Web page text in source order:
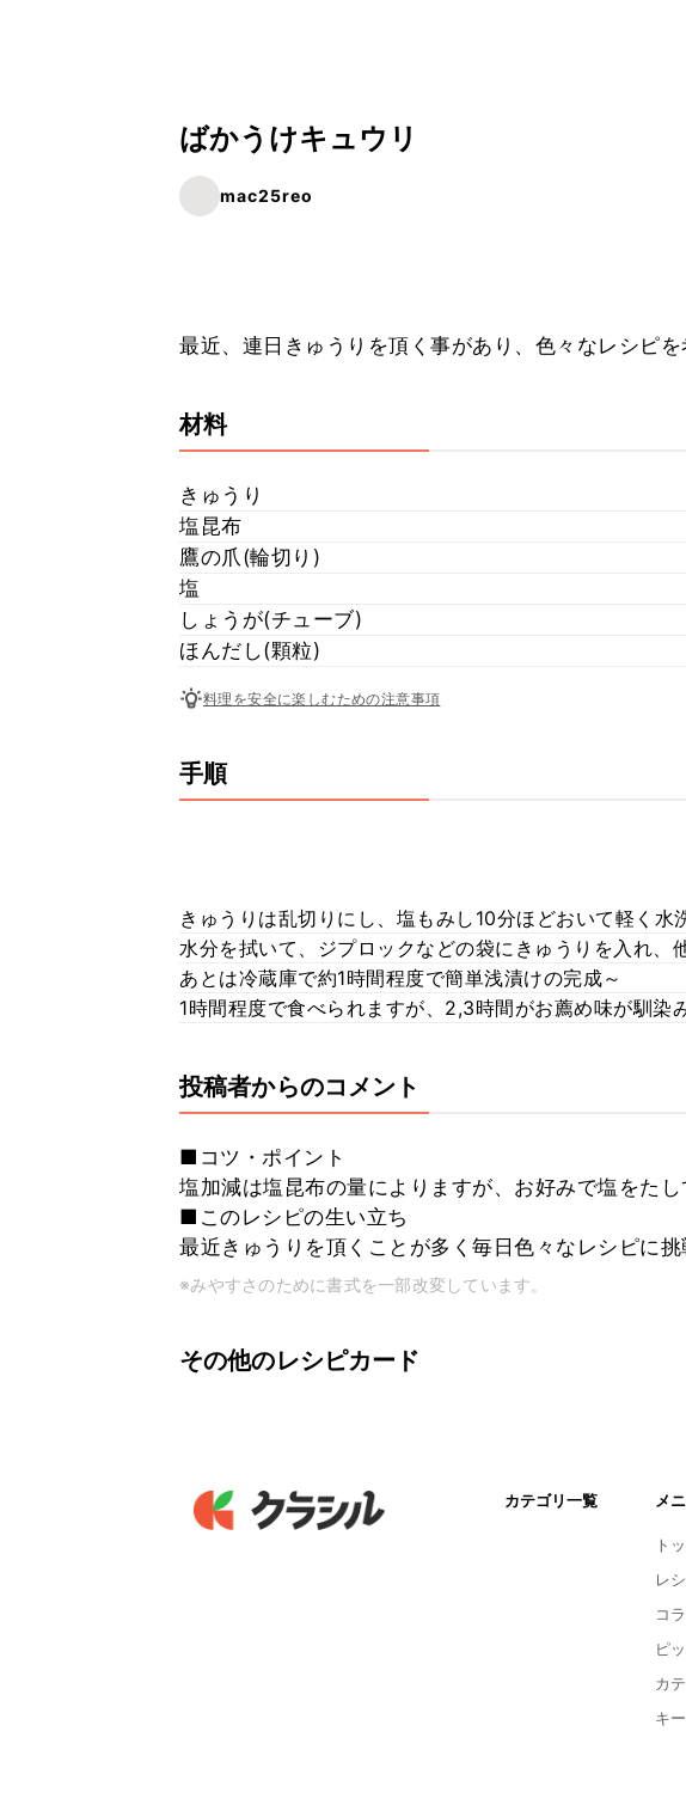
ばかうけキュウリ
mac25reo
最近、連日きゅうりを頂く事があり、色々なレシピを
材料
きゅうり
塩昆布
鷹の爪(輪切り)
塩
しょうが(チューブ)
ほんだし(顆粒)
料理を安全に楽しむための注意事項
手順
きゅうりは乱切りにし、塩もみし10分ほどおいて軽く水
水分を拭いて、ジプロックなどの袋にきゅうりを入れ、
あとは冷蔵庫で約1時間程度で簡単浅漬けの完成～
1時間程度で食べられますが、2,3時間がお薦め味が馴染
投稿者からのコメント
■コツ・ポイント
塩加減は塩昆布の量によりますが、お好みで塩をたし
■このレシピの生い立ち
最近きゅうりを頂くことが多く毎日色々なレシピに挑
※みやすさのために書式を一部改変しています。
その他のレシピカード
カテゴリ一覧 メ
ト
レ
コ
ピ
カ
キ